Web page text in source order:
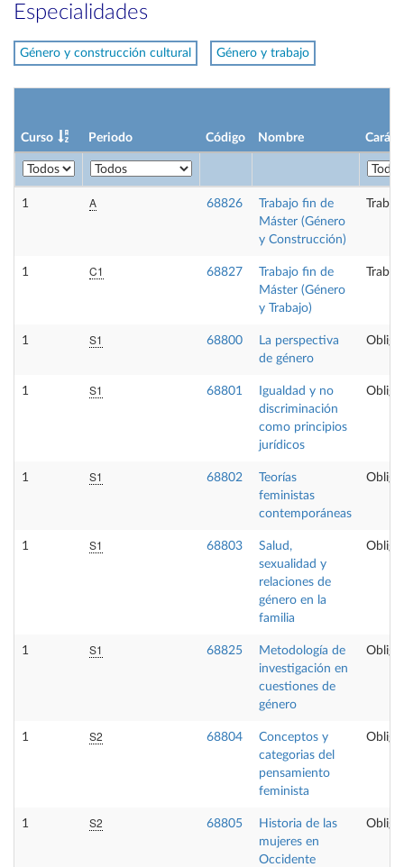
Especialidades
Género y construcción cultural Género y trabajo
Curso Periodo Código Nombre
1 A 68826
Trabajo fin de
Máster (Género
y Construcción)
1 C1 68827
Trabajo fin de
Máster (Género
y Trabajo)
1 S1 68800
La perspectiva
de género
1 S1 68801
Igualdad y no
discriminación
como principios
jurídicos
1 S1 68802
Teorías
feministas
contemporáneas
1 S1 68803
Salud,
sexualidad y
relaciones de
género en la
familia
1 S1 68825
Metodología de
investigación en
cuestiones de
género
1 S2 68804
Conceptos y
categorias del
pensamiento
feminista
1 S2 68805
Historia de las
mujeres en
Occidente